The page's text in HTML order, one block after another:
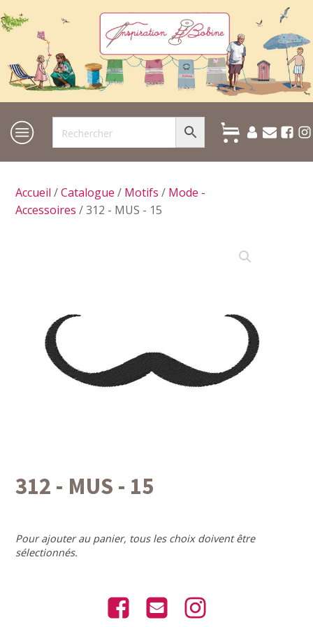
Accueil /Catalogue / Motifs / Mode -
Accessoires / 312 - MUS - 15
312 - MUS - 15
Pour ajouter au panier, tous les choix doivent être
sélectionnés.